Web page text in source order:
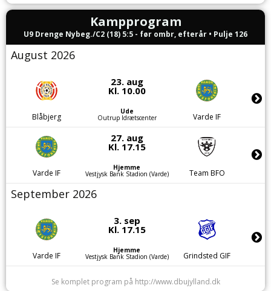
Kampprogram
U9 Drenge Nybeg./C2 (18) 5:5 - før ombr, efterår • Pulje 126
August 2026
Blåbjerg
23. aug
Kl. 10.00
Ude
Outrup Idrætscenter Varde IF
Varde IF
27. aug
Kl. 17.15
Hjemme
Vestjysk Bank Stadion (Varde) Team BFO
September 2026
Varde IF
3. sep
Kl. 17.15
Hjemme
Vestjysk Bank Stadion (Varde) Grindsted GIF
Se komplet program på http://www.dbujylland.dk